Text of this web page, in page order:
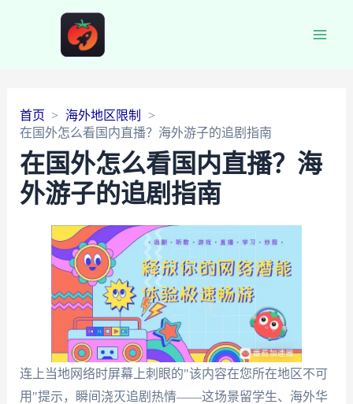
首页
海外地区限制
在国外怎么看国内直播？海外游子的追剧指南
在国外怎么看国内直播？海
外游子的追剧指南
连上当地网络时屏幕上刺眼的"该内容在您所在地区不可
用"提示，瞬间浇灭追剧热情——这场景留学生、海外华